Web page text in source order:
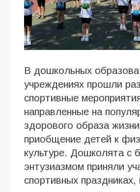
В дошкольных
учреждениях прошли
спортивные
направленные на
здорового образа
приобщение детей к
культуре. Дошколята с
энтузиазмом приняли
спортивных праздниках,